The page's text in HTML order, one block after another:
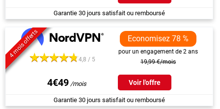
Garantie 30 jours satisfait ou remboursé
4 mois offerts
4,8 / 5
Economisez 78 %
pour un engagement de 2 ans
19,99 €/mois
4€49 Voir l'offre
Garantie 30 jours satisfait ou remboursé